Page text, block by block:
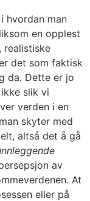
hvordan man
en opplest
realistiske
det som faktisk
da. Dette er jo
slik vi
verden i en
skyter med
altså det å gå
av
At
eller på